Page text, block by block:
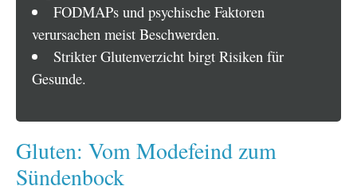
FODMAPs und psychische Faktoren
verursachen meist Beschwerden.
Strikter Glutenverzicht birgt Risiken für
Gesunde.
Gluten: Vom Modefeind zum
Sündenbock